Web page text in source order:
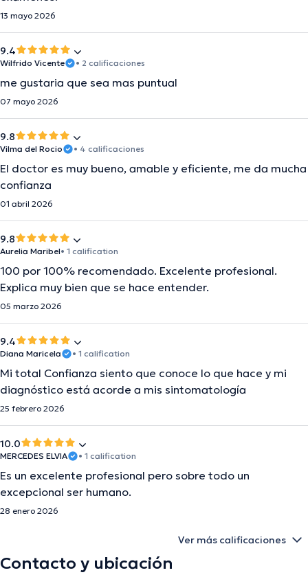
13 mayo 2026
9.4
Wilfrido Vicente • 2 calificaciones
me gustaria que sea mas puntual
07 mayo 2026
9.8
Vilma del Rocio • 4 calificaciones
El doctor es muy bueno, amable y eficiente, me da mucha
confianza
01 abril 2026
9.8
Aurelia Maribel• 1 calification
100 por 100% recomendado. Excelente profesional.
Explica muy bien que se hace entender.
05 marzo 2026
9.4
Diana Maricela • 1 calification
Mi total Confianza siento que conoce lo que hace y mi
diagnóstico está acorde a mis sintomatología
25 febrero 2026
10.0
MERCEDES ELVIA • 1 calification
Es un excelente profesional pero sobre todo un
excepcional ser humano.
28 enero 2026
Ver más calificaciones
Contacto y ubicación